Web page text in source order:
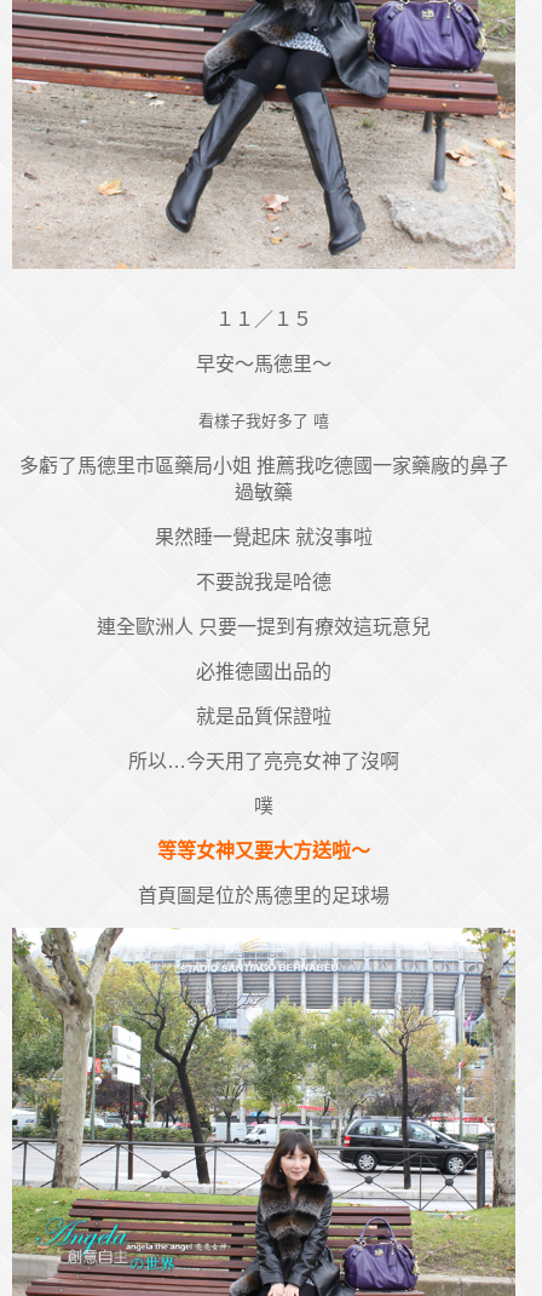
１１／１５
早安～馬德里～
看樣子我好多了 嘻
多虧了馬德里市區藥局小姐 推薦我吃德國一家藥廠的鼻子
過敏藥
果然睡一覺起床 就沒事啦
不要說我是哈德
連全歐洲人 只要一提到有療效這玩意兒
必推德國出品的
就是品質保證啦
所以…今天用了亮亮女神了沒啊
噗
等等女神又要大方送啦～
首頁圖是位於馬德里的足球場